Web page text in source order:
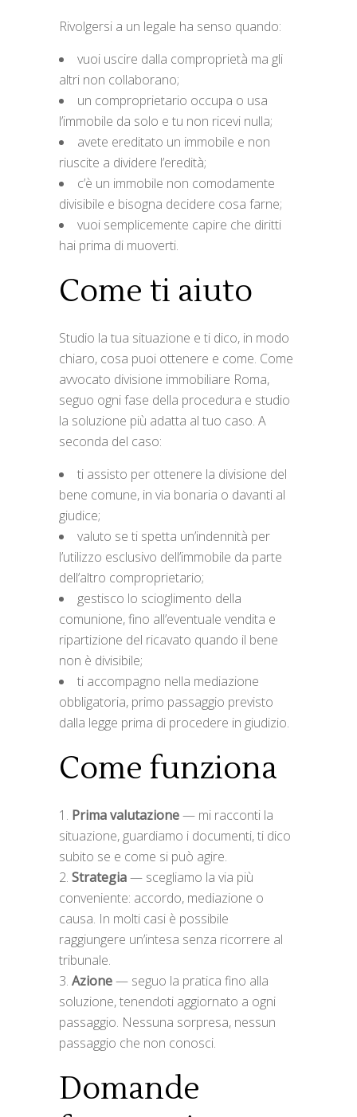
Rivolgersi a un legale ha senso quando:
vuoi uscire dalla comproprietà ma gli
altri non collaborano;
un comproprietario occupa o usa
l’immobile da solo e tu non ricevi nulla;
avete ereditato un immobile e non
riuscite a dividere l’eredità;
c’è un immobile non comodamente
divisibile e bisogna decidere cosa farne;
vuoi semplicemente capire che diritti
hai prima di muoverti.
Come ti aiuto
Studio la tua situazione e ti dico, in modo
chiaro, cosa puoi ottenere e come. Come
avvocato divisione immobiliare Roma,
seguo ogni fase della procedura e studio
la soluzione più adatta al tuo caso. A
seconda del caso:
ti assisto per ottenere la divisione del
bene comune, in via bonaria o davanti al
giudice;
valuto se ti spetta un’indennità per
l’utilizzo esclusivo dell’immobile da parte
dell’altro comproprietario;
gestisco lo scioglimento della
comunione, fino all’eventuale vendita e
ripartizione del ricavato quando il bene
non è divisibile;
ti accompagno nella mediazione
obbligatoria, primo passaggio previsto
dalla legge prima di procedere in giudizio.
Come funziona
Prima valutazione— mi racconti la
situazione, guardiamo i documenti, ti dico
subito se e come si può agire.
Strategia— scegliamo la via più
conveniente: accordo, mediazione o
causa. In molti casi è possibile
raggiungere un’intesa senza ricorrere al
tribunale.
Azione— seguo la pratica fino alla
soluzione, tenendoti aggiornato a ogni
passaggio. Nessuna sorpresa, nessun
passaggio che non conosci.
Domande